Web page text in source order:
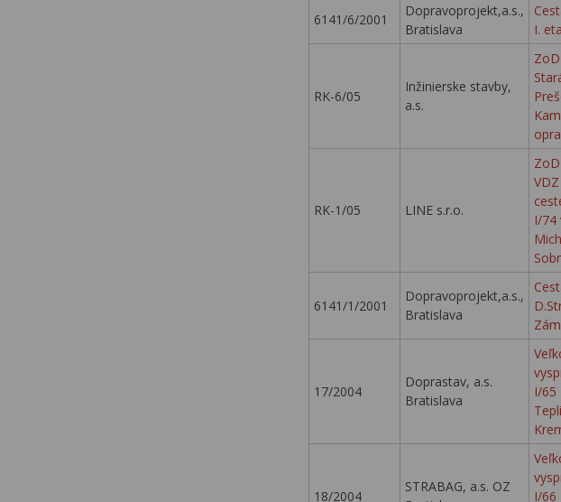
6141/6/2001
Dopravoprojekt,a.s.,
Bratislava
I.
RK-6/05
Inžinierske stavby,
a.s.
RK-1/05 LINE s.r.o.
I/74
6141/1/2001
Dopravoprojekt,a.s.,
Bratislava
17/2004
Doprastav, a.s.
Bratislava
I/65
18/2004
STRABAG, a.s. OZ
I/66